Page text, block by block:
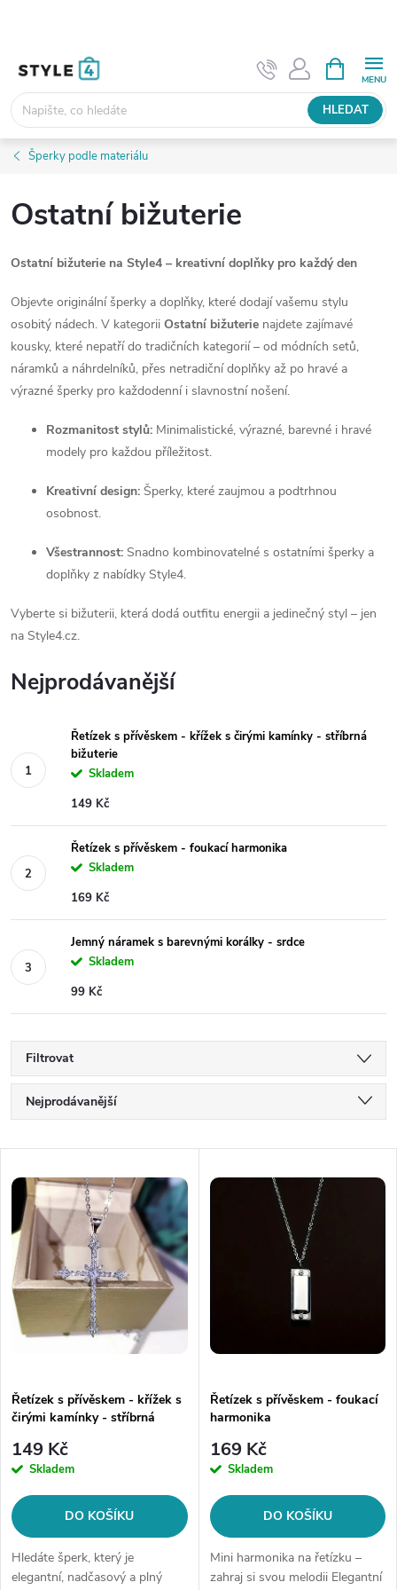
HLEDAT
NÁKUPNÍ
KOŠÍK
Šperky podle materiálu
Ostatní bižuterie
Ostatní bižuterie na Style4 – kreativní doplňky pro každý den
Objevte originální šperky a doplňky, které dodají vašemu stylu
osobitý nádech. V kategorii Ostatní bižuterie najdete zajímavé
kousky, které nepatří do tradičních kategorií – od módních setů,
náramků a náhrdelníků, přes netradiční doplňky až po hravé a
výrazné šperky pro každodenní i slavnostní nošení.
Rozmanitost stylů: Minimalistické, výrazné, barevné i hravé
modely pro každou příležitost.
Kreativní design: Šperky, které zaujmou a podtrhnou
osobnost.
Všestrannost: Snadno kombinovatelné s ostatními šperky a
doplňky z nabídky Style4.
Vyberte si bižuterii, která dodá outfitu energii a jedinečný styl – jen
na Style4.cz.
Nejprodávanější
Řetízek s přívěskem - křížek s čirými kamínky - stříbrná
bižuterie
Skladem
149 Kč
Řetízek s přívěskem - foukací harmonika
Skladem
169 Kč
Jemný náramek s barevnými korálky - srdce
Skladem
99 Kč
Filtrovat
Ř
a
z
e
n
í
r
o
d
u
Nejprodávanější
Abecedně
V
ý
p
i
s
p
r
o
d
u
Řetízek s přívěskem - křížek s
čirými kamínky - stříbrná
149 Kč
Skladem
DO KOŠÍKU
Hledáte šperk, který je
elegantní, nadčasový a plný
Řetízek s přívěskem - foukací
harmonika
169 Kč
Skladem
DO KOŠÍKU
Mini harmonika na řetízku –
zahraj si svou melodii Elegantní